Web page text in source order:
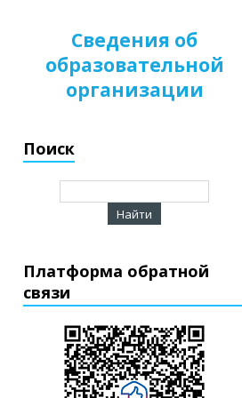
Сведения об
образовательной
организации
Поиск
Платформа обратной
связи